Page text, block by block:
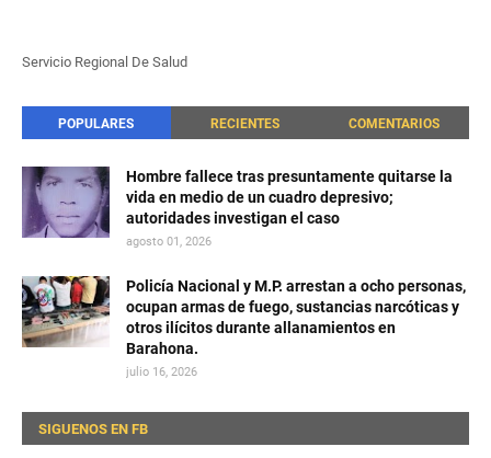
Servicio Regional De Salud
POPULARES RECIENTES COMENTARIOS
Hombre fallece tras presuntamente quitarse la
vida en medio de un cuadro depresivo;
autoridades investigan el caso
agosto 01, 2026
Policía Nacional y M.P. arrestan a ocho personas,
ocupan armas de fuego, sustancias narcóticas y
otros ilícitos durante allanamientos en
Barahona.
julio 16, 2026
SIGUENOS EN FB